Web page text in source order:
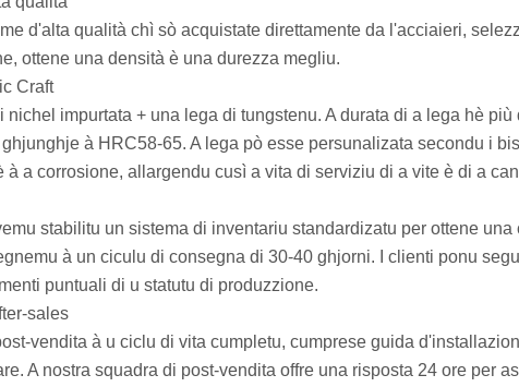
d'alta qualità chì sò acquistate direttamente da l'acciaieri,
ottene una densità è una durezza megliu.
Craft
impurtata + una lega di tungstenu. A durata di a lega hè più
à HRC58-65. A lega pò esse persunalizata secondu i
à a corrosione, allargendu cusì a vita di serviziu di a vite è di a
stabilitu un sistema di inventariu standardizatu per ottene
à un ciculu di consegna di 30-40 ghjorni. I clienti ponu
puntuali di u statutu di produzzione.
sales
vendita à u ciclu di vita cumpletu, cumprese guida
A nostra squadra di post-vendita offre una risposta 24 ore per